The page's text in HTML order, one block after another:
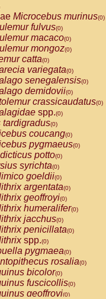
Microcebus murinus(0)
fulvus(0)
macaco(0)
mongoz(0)
catta(0)
variegata(0)
senegalensis(0)
demidovii(0)
crassicaudatus(0)
spp.(0)
tardigradus(0)
coucang(0)
pygmaeus(0)
potto(0)
syrichta(0)
goeldii(0)
argentata(0)
geoffroyi(0)
humeralifer(0)
jacchus(0)
penicillata(0)
spp.(0)
pygmaea(0)
rosalia(0)
bicolor(0)
fuscicollis(0)
geoffroyi(0)